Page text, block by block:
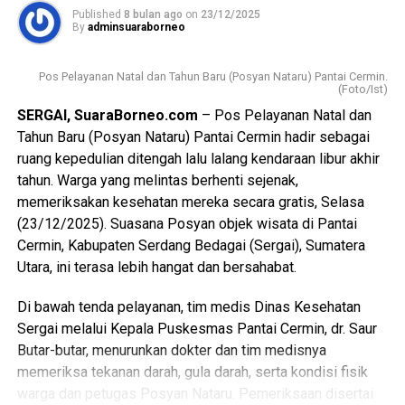
Ia menambahkan, pengelolaan SPPG akan mengedepankan
terhadap standar operasional yang telah ditetapkan,
tingkat lokal.
Dengan diresmikannya SPPG Lubuk Bayas, diharapkan
program pemenuhan gizi di wilayah Kecamatan
Perbaungan dapat berjalan lebih optimal serta memberikan
dampak nyata terhadap peningkatan kualitas hidup
masyarakat Kabupaten Serdang Bedagai. (Ynr)
Bagikan ke
WhatsApp 0 Facebook 0
Published 8 bulan ago on 23/12/2025
By adminsuaraborneo
Pos Pelayanan Natal dan Tahun Baru (Posyan Nataru) Pantai Cermin.
(Foto/Ist)
SERGAI, SuaraBorneo.com – Pos Pelayanan Natal dan
Tahun Baru (Posyan Nataru) Pantai Cermin hadir sebagai
ruang kepedulian ditengah lalu lalang kendaraan libur akhir
tahun. Warga yang melintas berhenti sejenak,
memeriksakan kesehatan mereka secara gratis, Selasa
(23/12/2025). Suasana Posyan objek wisata di Pantai
Cermin, Kabupaten Serdang Bedagai (Sergai), Sumatera
Utara, ini terasa lebih hangat dan bersahabat.
Di bawah tenda pelayanan, tim medis Dinas Kesehatan
Sergai melalui Kepala Puskesmas Pantai Cermin, dr. Saur
Butar-butar, menurunkan dokter dan tim medisnya
memeriksa tekanan darah, gula darah, serta kondisi fisik
warga dan petugas Posyan Nataru. Pemeriksaan disertai